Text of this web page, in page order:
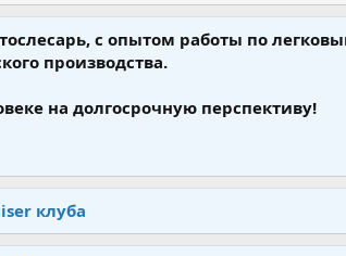
с опытом работы по
производства.
на долгосрочную перспективу!
клуба